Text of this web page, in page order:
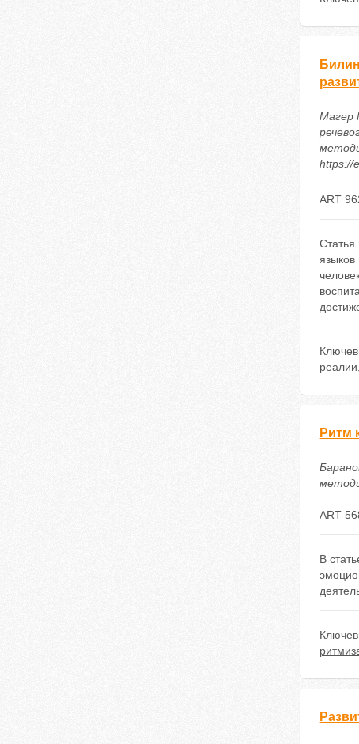
Магер
https://
ART
языков
реалии
Ритм
ART
В